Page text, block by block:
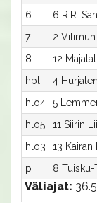
6
6 R.R.
7
2
8
12
hpl
4
hlo4
5
hlo5
11 Siirin
hlo3
13 Kairan
p
8 Tuisku-
Väliajat: